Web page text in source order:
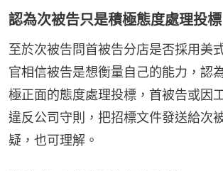
認為次被告只是積極態度處理投標
至於次被告問首被告分店是否採用美
官相信被告是想衡量自己的能力，認
極正面的態度處理投標，首被告或因
違反公司守則，把招標文件發送給次
疑，也可理解。